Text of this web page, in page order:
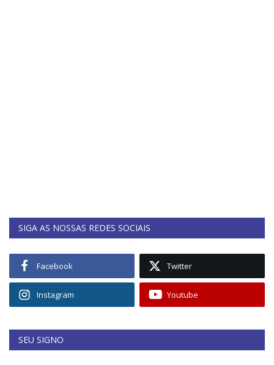
SIGA AS NOSSAS REDES SOCIAIS
Facebook Twitter
Instagram Youtube
SEU SIGNO